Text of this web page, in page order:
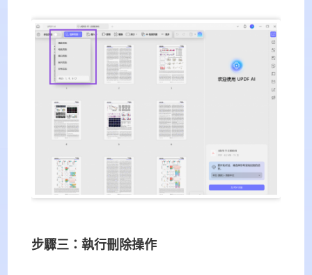
步驟三：執行刪除操作